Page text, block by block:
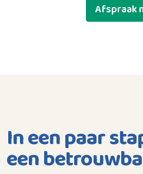
Afspraak
In een paar
een